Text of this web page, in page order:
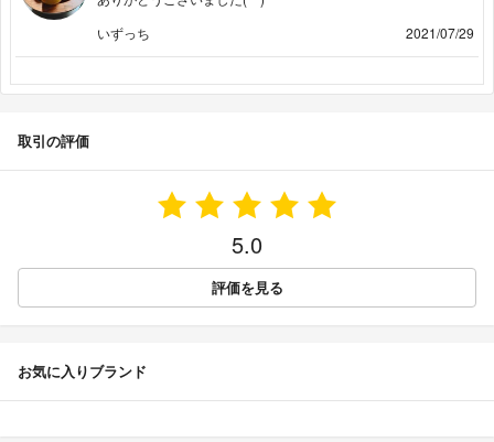
いずっち
2021/07/29
取引の評価
5.0
評価を見る
お気に入りブランド